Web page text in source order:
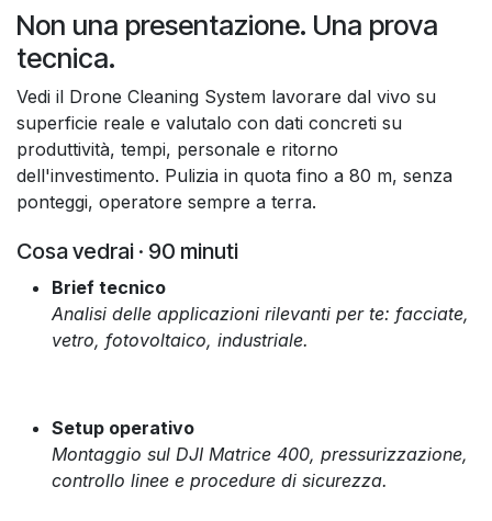
Non una presentazione. Una prova
tecnica.
Vedi il Drone Cleaning System lavorare dal vivo su
superficie reale e valutalo con dati concreti su
produttività, tempi, personale e ritorno
dell'investimento. Pulizia in quota fino a 80 m, senza
ponteggi, operatore sempre a terra.
Cosa vedrai · 90 minuti
Brief tecnico
Analisi delle applicazioni rilevanti per te: facciate,
vetro, fotovoltaico, industriale.
Setup operativo
Montaggio sul DJI Matrice 400, pressurizzazione,
controllo linee e procedure di sicurezza.